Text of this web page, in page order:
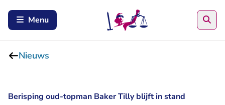
Menu
Nieuws
Berisping oud-topman Baker Tilly blijft in stand